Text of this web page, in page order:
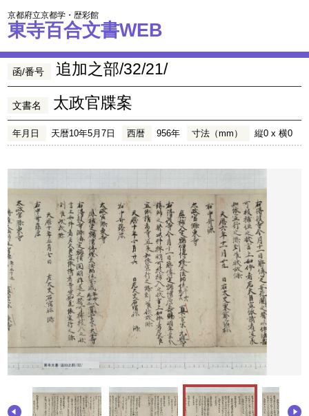
京都府立京都学・歴彩館
東寺百合文書WEB
函/番号 追加之部/32/21/
文書名 太政官牒案
年月日 天暦10年5月7日 西暦 956年 寸法（mm） 縦0 x 横0